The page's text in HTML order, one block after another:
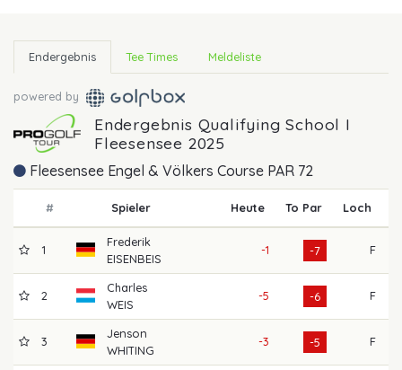
Endergebnis Tee Times Meldeliste
powered by
Endergebnis Qualifying School I
Fleesensee 2025
Fleesensee Engel & Völkers Course PAR 72
# Spieler Heute To Par Loch
1
Frederik
EISENBEIS
-1 -7 F
2
Charles
WEIS
-5 -6 F
3
Jenson
WHITING
-3 -5 F